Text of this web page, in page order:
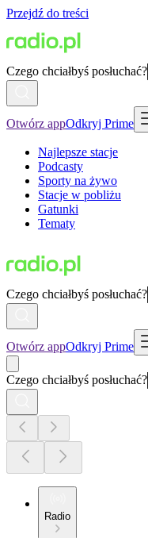
Przejdź do treści
Czego chciałbyś posłuchać?
Otwórz appOdkryj Prime
Najlepsze stacje
Podcasty
Sporty na żywo
Stacje w pobliżu
Gatunki
Tematy
Czego chciałbyś posłuchać?
Otwórz appOdkryj Prime
Czego chciałbyś posłuchać?
Radio